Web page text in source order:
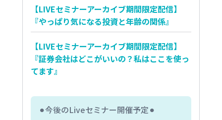
【LIVEセミナーアーカイブ期間限定配信】
『やっぱり気になる投資と年齢の関係』
【LIVEセミナーアーカイブ期間限定配信】
『証券会社はどこがいいの？私はここを使っ
てます』
⚫︎今後のLiveセミナー開催予定⚫︎